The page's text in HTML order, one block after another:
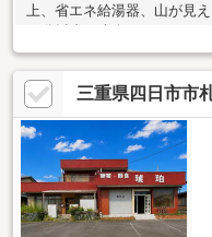
上、省エネ給湯器、山が見
好、全居室収納、駅まで平
室、庭１０坪以上、シャワ
室１坪以上、２階建、オー
抜け、緑豊かな住宅地、通
ンクローゼット、ＩＨクッ
に立地、テラス、食器洗乾
レ
三重県四日市市